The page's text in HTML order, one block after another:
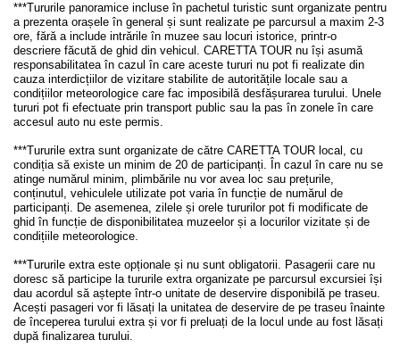
***Tururile panoramice incluse în pachetul turistic sunt organizate pentru
a prezenta orașele în general și sunt realizate pe parcursul a maxim 2-3
ore, fără a include intrările în muzee sau locuri istorice, printr-o
descriere făcută de ghid din vehicul. CARETTA TOUR nu își asumă
responsabilitatea în cazul în care aceste tururi nu pot fi realizate din
cauza interdicțiilor de vizitare stabilite de autoritățile locale sau a
condițiilor meteorologice care fac imposibilă desfășurarea turului. Unele
tururi pot fi efectuate prin transport public sau la pas în zonele în care
accesul auto nu este permis.
***Tururile extra sunt organizate de către CARETTA TOUR local, cu
condiția să existe un minim de 20 de participanți. În cazul în care nu se
atinge numărul minim, plimbările nu vor avea loc sau prețurile,
conținutul, vehiculele utilizate pot varia în funcție de numărul de
participanți. De asemenea, zilele și orele tururilor pot fi modificate de
ghid în funcție de disponibilitatea muzeelor și a locurilor vizitate și de
condițiile meteorologice.
***Tururile extra este opționale și nu sunt obligatorii. Pasagerii care nu
doresc să participe la tururile extra organizate pe parcursul excursiei își
dau acordul să aștepte într-o unitate de deservire disponibilă pe traseu.
Acești pasageri vor fi lăsați la unitatea de deservire de pe traseu înainte
de începerea turului extra și vor fi preluați de la locul unde au fost lăsați
după finalizarea turului.